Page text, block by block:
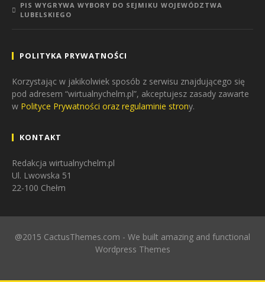
PIS WYGRYWA WYBORY DO SEJMIKU WOJEWÓDZTWA
LUBELSKIEGO
POLITYKA PRYWATNOŚCI
Korzystając w jakikolwiek sposób z serwisu znajdującego się
pod adresem “wirtualnychelm.pl”, akceptujesz zasady zawarte
w Polityce Prywatności oraz regulaminie strony.
KONTAKT
Redakcja wirtualnychelm.pl
Ul. Lwowska 51
22-100 Chełm
@2015 CactusThemes.com - We built amazing and functional
Wordpress Themes